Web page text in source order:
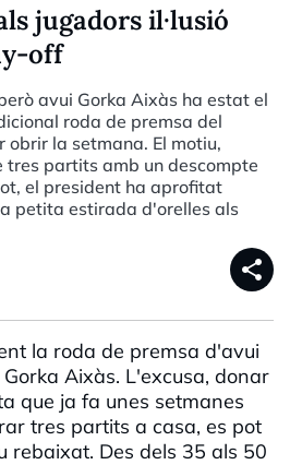
jugadors il·lusió
off
avui Gorka Aixàs ha estat el
roda de premsa del
obrir la setmana. El motiu,
tres partits amb un descompte
el president ha aprofitat
petita estirada d'orelles als
share
la roda de premsa d'avui
Aixàs. L'excusa, donar
que ja fa unes setmanes
tres partits a casa, es pot
rebaixat. Des dels 35 als 50